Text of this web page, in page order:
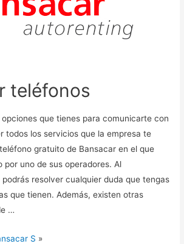
teléfonos
opciones que tienes para comunicarte con
todos los servicios que la empresa te
gratuito de Bansacar en el que
por uno de sus operadores. Al
resolver cualquier duda que tengas
que tienen. Además, existen otras
…
S »